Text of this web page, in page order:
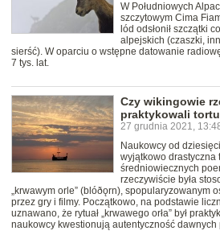
W Południowych
szczytowym Cima
lód odsłonił szczątki
alpejskich (czaszki,
sierść). W oparciu o wstępne datowanie
7 tys. lat.
Czy wikingowie
praktykowali
27 grudnia 2021,
Naukowcy od
wyjątkowo drastyczna
średniowiecznych
rzeczywiście była
„krwawym orle” (blóðǫrn), spopularyzowanym
przez gry i filmy. Początkowo, na podstawie
uznawano, że rytuał „krwawego orła” był
naukowcy kwestionują autentyczność dawnych